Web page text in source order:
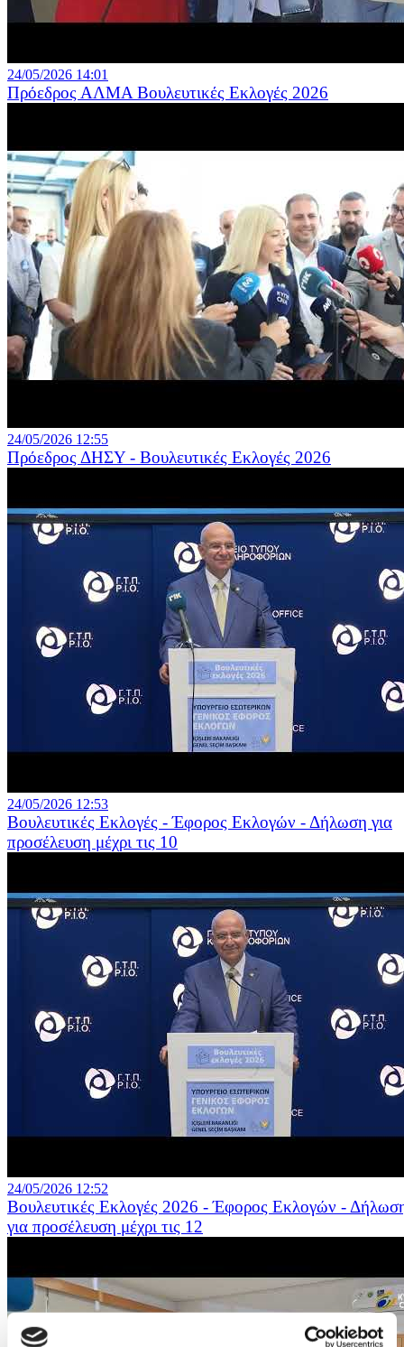
24/05/2026 14:01
Πρόεδρος ΑΛΜΑ Βουλευτικές Εκλογές 2026
24/05/2026 12:55
Πρόεδρος ΔΗΣΥ - Βουλευτικές Εκλογές 2026
24/05/2026 12:53
Βουλευτικές Εκλογές - Έφορος Εκλογών - Δήλωση για
προσέλευση μέχρι τις 10
24/05/2026 12:52
Βουλευτικές Εκλογές 2026 - Έφορος Εκλογών -
για προσέλευση μέχρι τις 12